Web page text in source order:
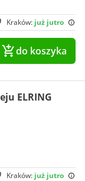
Kraków: już jutro
do koszyka
ELRING
Kraków: już jutro